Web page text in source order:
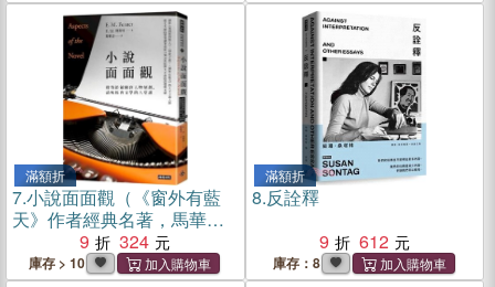
滿額折
7.小說面面觀（《窗外有藍
天》作者經典名著，馬華文
學名家黎紫書新譯本）
9 324
庫存 > 10
滿額折
8.反詮釋
9
612
庫存：8